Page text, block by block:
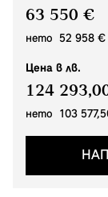
63 550 €
нето 52 958 €
Цена в лв.
124
нето 103